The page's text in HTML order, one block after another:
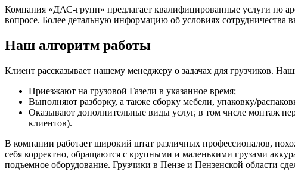
Компания «ДАС-групп» предлагает квалифицированные услуги по
вопросе. Более детальную информацию об условиях сотрудничества
Наш алгоритм работы
Клиент рассказывает нашему менеджеру о задачах для грузчиков.
Приезжают на грузовой Газели в указанное время;
Выполняют разборку, а также сборку мебели, упаковку/
Оказывают дополнительные виды услуг, в том числе монтаж
клиентов).
В компании работает широкий штат различных профессионалов,
себя корректно, обращаются с крупными и маленькими грузами
подъемное оборудование. Грузчики в Пензе и Пензенской области